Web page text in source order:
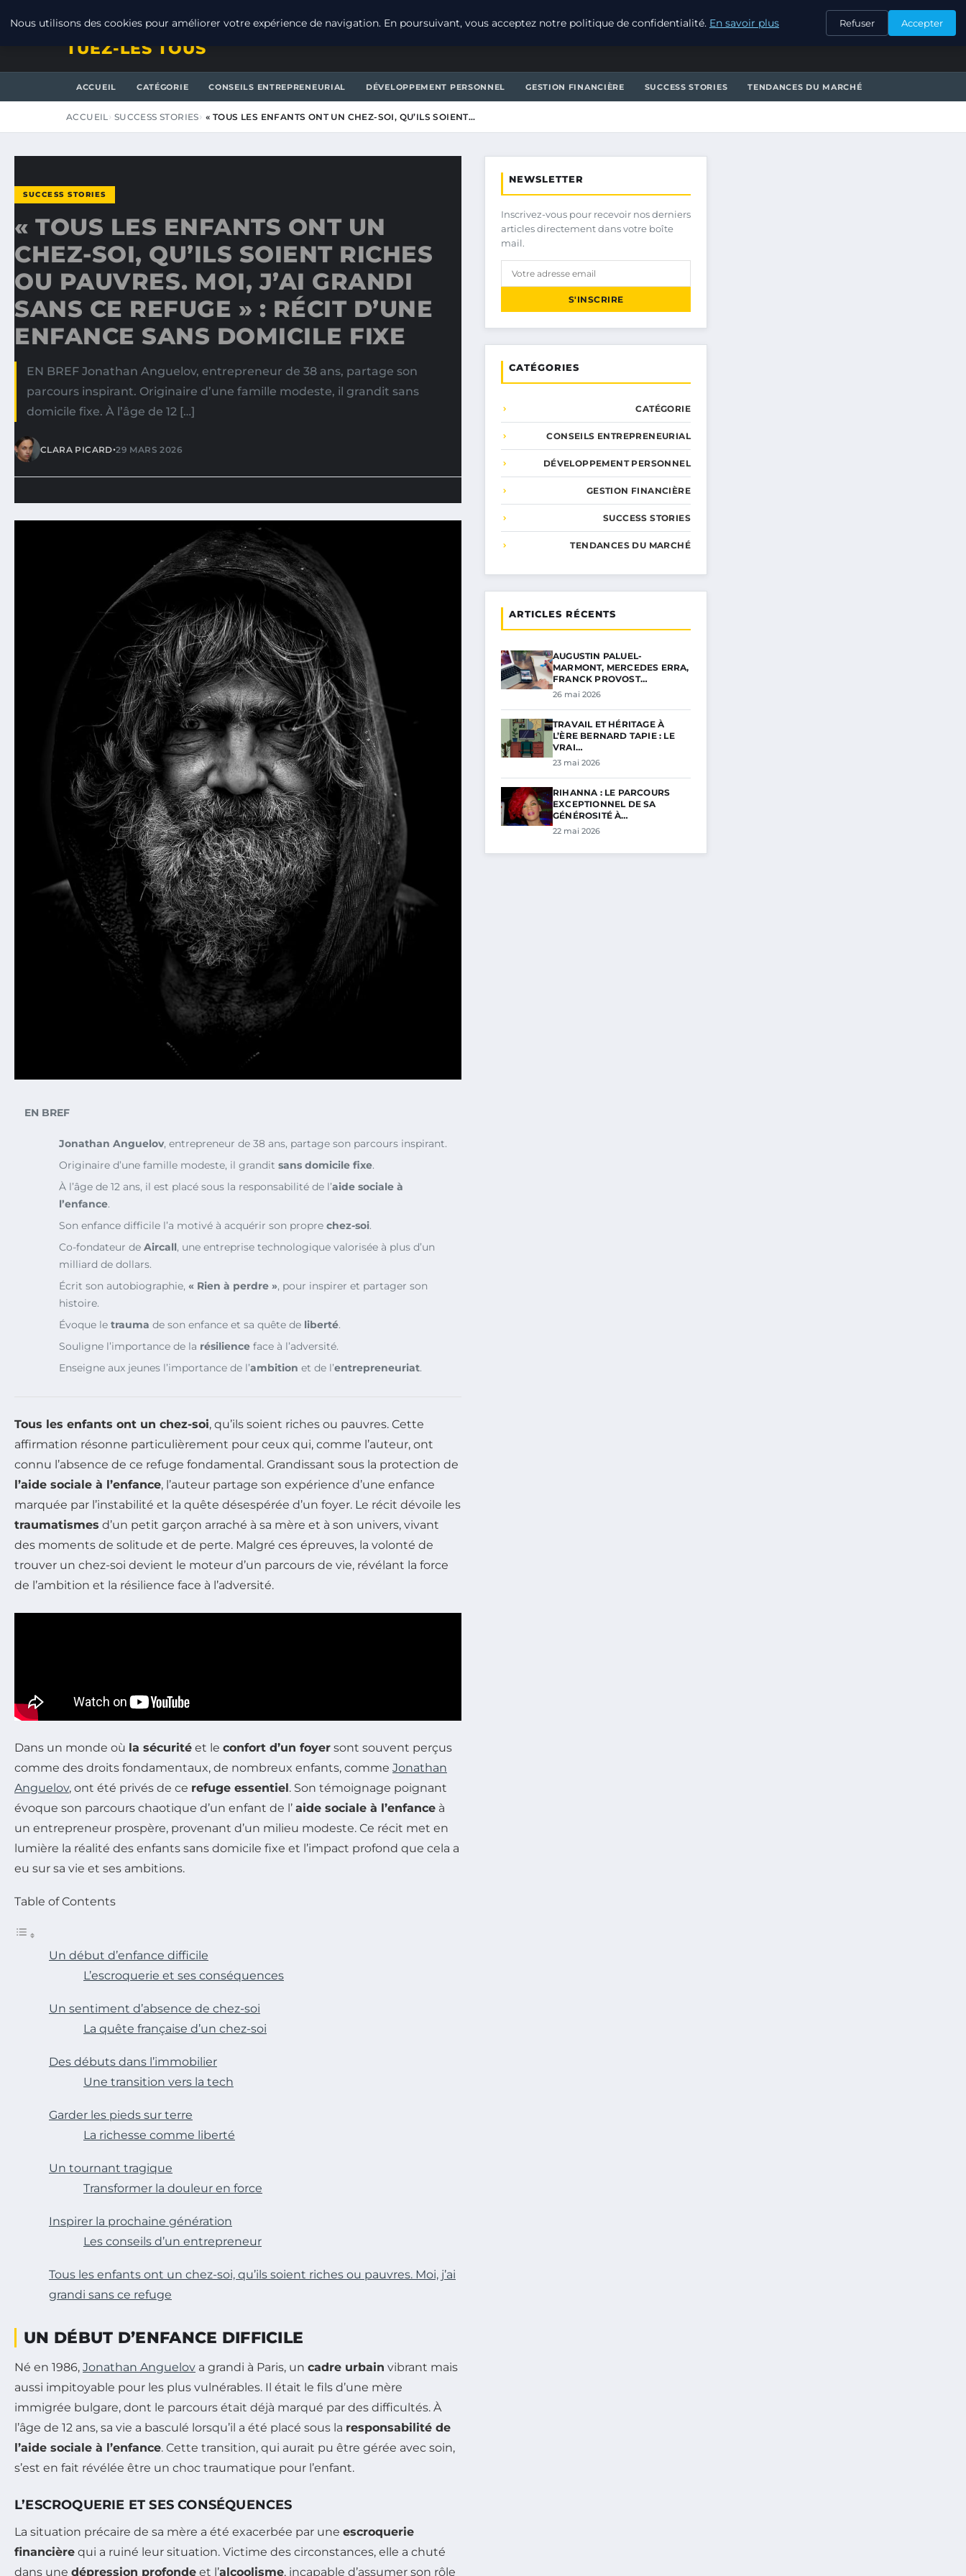
CONTACT
TUEZ-LES TOUS
ACCUEIL CATÉGORIE CONSEILS ENTREPRENEURIAL DÉVELOPPEMENT PERSONNEL GESTION FINANCIÈRE SUCCESS STORIES TENDANCES DU MARCHÉ
ACCUEIL SUCCESS STORIES « TOUS LES ENFANTS ONT UN CHEZ-SOI, QU’ILS SOIENT…
SUCCESS STORIES
« TOUS LES ENFANTS ONT UN
CHEZ-SOI, QU’ILS SOIENT RICHES
OU PAUVRES. MOI, J’AI GRANDI
SANS CE REFUGE » : RÉCIT D’UNE
ENFANCE SANS DOMICILE FIXE
EN BREF Jonathan Anguelov, entrepreneur de 38 ans, partage son
parcours inspirant. Originaire d’une famille modeste, il grandit sans
domicile fixe. À l’âge de 12 […]
CLARA PICARD•29 MARS 2026
EN BREF
Jonathan Anguelov, entrepreneur de 38 ans, partage son parcours inspirant.
Originaire d’une famille modeste, il grandit sans domicile fixe.
À l’âge de 12 ans, il est placé sous la responsabilité de l’aide sociale à
l’enfance.
Son enfance difficile l’a motivé à acquérir son propre chez-soi.
Co-fondateur de Aircall, une entreprise technologique valorisée à plus d’un
milliard de dollars.
Écrit son autobiographie, « Rien à perdre », pour inspirer et partager son
histoire.
Évoque le trauma de son enfance et sa quête de liberté.
Souligne l’importance de la résilience face à l’adversité.
Enseigne aux jeunes l’importance de l’ambition et de l’entrepreneuriat.
Tous les enfants ont un chez-soi, qu’ils soient riches ou pauvres. Cette
affirmation résonne particulièrement pour ceux qui, comme l’auteur, ont
connu l’absence de ce refuge fondamental. Grandissant sous la protection de
l’aide sociale à l’enfance, l’auteur partage son expérience d’une enfance
marquée par l’instabilité et la quête désespérée d’un foyer. Le récit dévoile les
traumatismes d’un petit garçon arraché à sa mère et à son univers, vivant
des moments de solitude et de perte. Malgré ces épreuves, la volonté de
trouver un chez-soi devient le moteur d’un parcours de vie, révélant la force
de l’ambition et la résilience face à l’adversité.
Dans un monde où la sécurité et le confort d’un foyer sont souvent perçus
comme des droits fondamentaux, de nombreux enfants, comme Jonathan
Anguelov, ont été privés de ce refuge essentiel. Son témoignage poignant
évoque son parcours chaotique d’un enfant de l’ aide sociale à l’enfance à
un entrepreneur prospère, provenant d’un milieu modeste. Ce récit met en
lumière la réalité des enfants sans domicile fixe et l’impact profond que cela a
eu sur sa vie et ses ambitions.
Table of Contents
Un début d’enfance difficile
L’escroquerie et ses conséquences
Un sentiment d’absence de chez-soi
La quête française d’un chez-soi
Des débuts dans l’immobilier
Une transition vers la tech
Garder les pieds sur terre
La richesse comme liberté
Un tournant tragique
Transformer la douleur en force
Inspirer la prochaine génération
Les conseils d’un entrepreneur
Tous les enfants ont un chez-soi, qu’ils soient riches ou pauvres. Moi, j’ai
grandi sans ce refuge
UN DÉBUT D’ENFANCE DIFFICILE
Né en 1986, Jonathan Anguelov a grandi à Paris, un cadre urbain vibrant mais
aussi impitoyable pour les plus vulnérables. Il était le fils d’une mère
immigrée bulgare, dont le parcours était déjà marqué par des difficultés. À
l’âge de 12 ans, sa vie a basculé lorsqu’il a été placé sous la responsabilité de
l’aide sociale à l’enfance. Cette transition, qui aurait pu être gérée avec soin,
s’est en fait révélée être un choc traumatique pour l’enfant.
L’ESCROQUERIE ET SES CONSÉQUENCES
La situation précaire de sa mère a été exacerbée par une escroquerie
financière qui a ruiné leur situation. Victime des circonstances, elle a chuté
dans une dépression profonde et l’alcoolisme, incapable d’assumer son rôle
NEWSLETTER
Inscrivez-vous pour recevoir nos derniers
articles directement dans votre boîte
mail.
S'INSCRIRE
CATÉGORIES
CATÉGORIE
CONSEILS ENTREPRENEURIAL
DÉVELOPPEMENT PERSONNEL
GESTION FINANCIÈRE
SUCCESS STORIES
TENDANCES DU MARCHÉ
ARTICLES RÉCENTS
AUGUSTIN PALUEL-
MARMONT, MERCEDES ERRA,
FRANCK PROVOST…
26 mai 2026
TRAVAIL ET HÉRITAGE À
L’ÈRE BERNARD TAPIE : LE
VRAI…
23 mai 2026
RIHANNA : LE PARCOURS
EXCEPTIONNEL DE SA
GÉNÉROSITÉ À…
22 mai 2026
Nous utilisons des cookies pour améliorer votre expérience de navigation. En poursuivant, vous acceptez notre politique de confidentialité. En savoir plus Refuser Accepter